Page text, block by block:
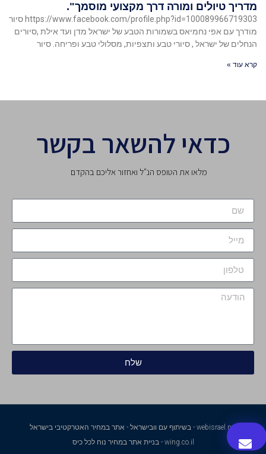
מדריך טיולים ומורה דרך מקצועי מוסמך".
https://www.facebook.com/profile.php?id=100089966719303 סיור
מודרך עם אפי נחמיאס בשמורות הטבע של ישראל מדן ועד אילת ,סיורים
הנחלים של ישראל , סיורי טבע ותצפיות, מסלולי טבע ופריחה. סיור
קרא עוד »
כדאי להשאר בקשר
מלאו את הטופס הנ"ל ואחזור אליכם בהקדם
שלח
webisrael.net - בשיתוף עם וובישראל - אתר במחיר האטרקטיבי בישראל
wing.co.il - בניית אתר במחיר נוח לכל כיס